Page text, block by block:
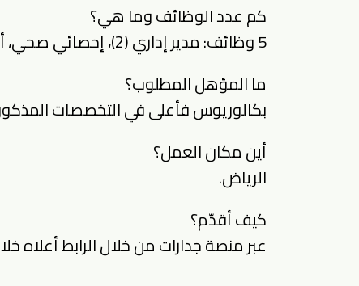
كم عدد الوظائف وما هي؟
5 وظائف: مدير إداري (2)، إحصائي صحي، أخصائي مختبرات طبية، مدير دراسات أبحاث.
ما المؤهل المطلوب؟
بكالوريوس فأعلى في التخصصات
أين مكان العمل؟
الرياض.
كيف أقدّم؟
عبر منصة جدارات من خلال الرابط أعلاه